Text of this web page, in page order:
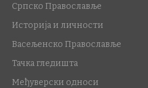
Српско Православље
Историја и личности
Васељенско Православље
Тачка гледишта
Међуверски односи